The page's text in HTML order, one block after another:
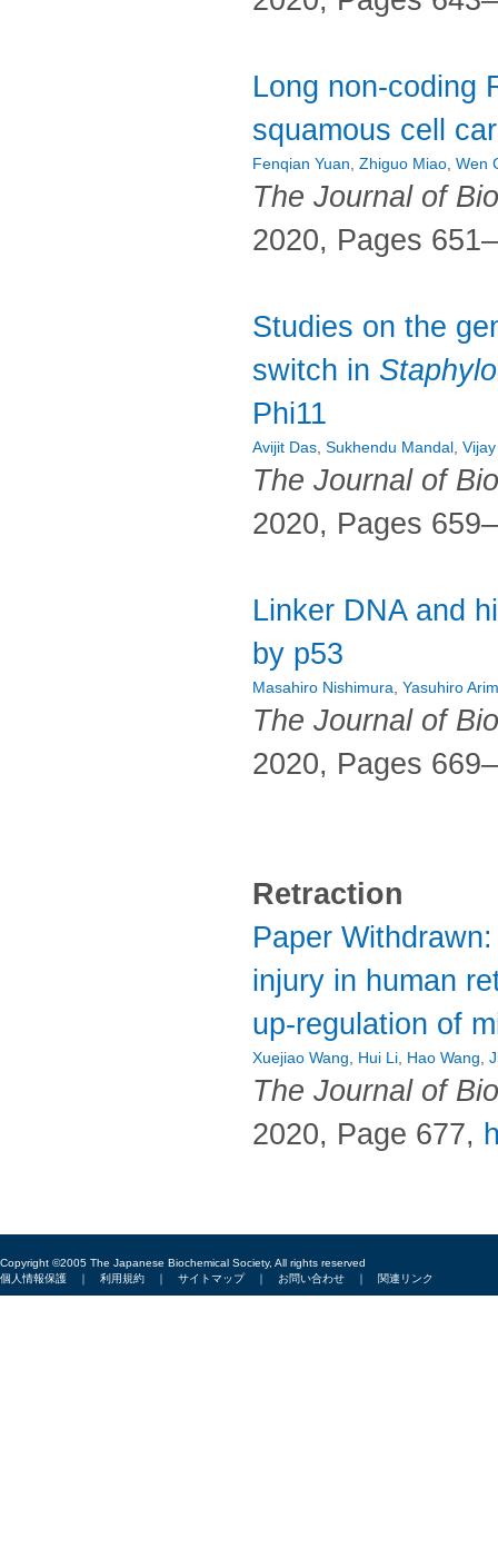
Long non-coding
squamous cell
Fenqian Yuan Zhiguo Miao Wen
The Journal of
2020, Pages
Studies on the
switch in
Phi11
Avijit Das Sukhendu Mandal
The Journal of
2020, Pages
Linker DNA and
by p53
Masahiro Nishimura Yasuhiro
The Journal of
2020, Pages
Retraction
Paper
injury in human
up-regulation of
Xuejiao Wang Hui Li Hao Wang
The Journal of
2020, Page 677,
Copyright ©2005 The Japanese Biochemical Society, All rights reserved
個人情報保護 ｜ 利用規約 ｜ サイトマップ｜ お問い合わせ ｜ 関連リンク